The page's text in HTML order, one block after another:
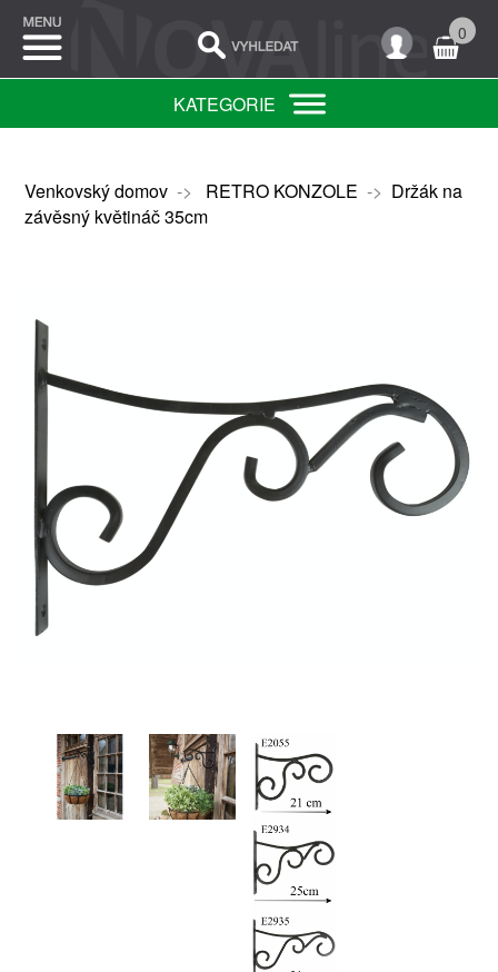
0
KATEGORIE
Venkovský domov-> RETRO KONZOLE -> Držák na
závěsný květináč 35cm